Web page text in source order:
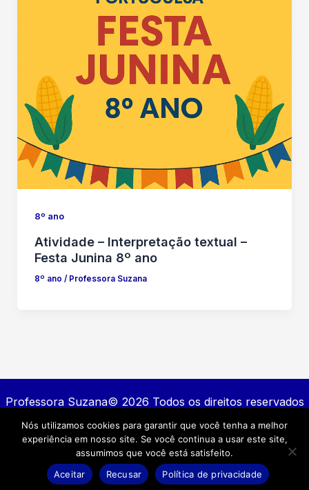
8º ano
Atividade – Interpretação textual –
Festa Junina 8º ano
8º ano / Professora Suzana
Professora Suzana© 2026 Todos os direitos reservados
Contato
Política de privacidade
Termos e Condições
Nós utilizamos cookies para garantir que você tenha a melhor
experiência em nosso site. Se você continua a usar este site,
assumimos que você está satisfeito.
Aceitar
Recusar Política de privacidade